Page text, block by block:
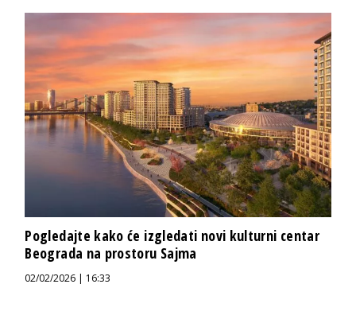
Pogledajte kako će izgledati novi kulturni centar
Beograda na prostoru Sajma
02/02/2026 | 16:33